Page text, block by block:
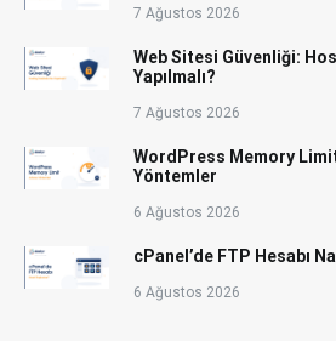
7 Ağustos 2026
Web Sitesi Güvenliği:
Yapılmalı?
7 Ağustos 2026
WordPress Memory
Yöntemler
6 Ağustos 2026
cPanel’de FTP Hesabı
6 Ağustos 2026